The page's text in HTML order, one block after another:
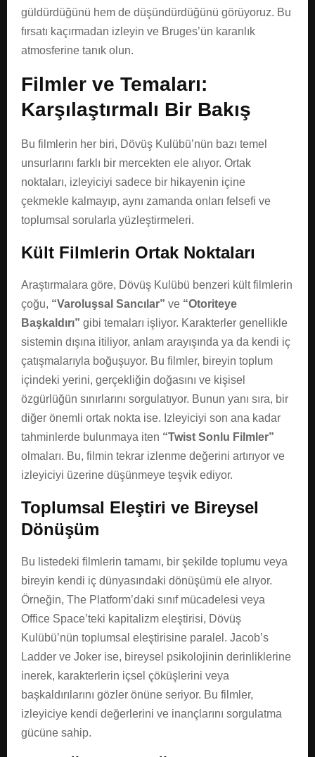
güldürdüğünü hem de düşündürdüğünü görüyoruz. Bu
fırsatı kaçırmadan izleyin ve Bruges’ün karanlık
atmosferine tanık olun.
Filmler ve Temaları:
Karşılaştırmalı Bir Bakış
Bu filmlerin her biri, Dövüş Kulübü’nün bazı temel
unsurlarını farklı bir mercekten ele alıyor. Ortak
noktaları, izleyiciyi sadece bir hikayenin içine
çekmekle kalmayıp, aynı zamanda onları felsefi ve
toplumsal sorularla yüzleştirmeleri.
Kült Filmlerin Ortak Noktaları
Araştırmalara göre, Dövüş Kulübü benzeri kült filmlerin
çoğu, “Varoluşsal Sancılar” ve “Otoriteye
Başkaldırı” gibi temaları işliyor. Karakterler genellikle
sistemin dışına itiliyor, anlam arayışında ya da kendi iç
çatışmalarıyla boğuşuyor. Bu filmler, bireyin toplum
içindeki yerini, gerçekliğin doğasını ve kişisel
özgürlüğün sınırlarını sorgulatıyor. Bunun yanı sıra, bir
diğer önemli ortak nokta ise. Izleyiciyi son ana kadar
tahminlerde bulunmaya iten “Twist Sonlu Filmler”
olmaları. Bu, filmin tekrar izlenme değerini artırıyor ve
izleyiciyi üzerine düşünmeye teşvik ediyor.
Toplumsal Eleştiri ve Bireysel
Dönüşüm
Bu listedeki filmlerin tamamı, bir şekilde toplumu veya
bireyin kendi iç dünyasındaki dönüşümü ele alıyor.
Örneğin, The Platform’daki sınıf mücadelesi veya
Office Space’teki kapitalizm eleştirisi, Dövüş
Kulübü’nün toplumsal eleştirisine paralel. Jacob’s
Ladder ve Joker ise, bireysel psikolojinin derinliklerine
inerek, karakterlerin içsel çöküşlerini veya
başkaldırılarını gözler önüne seriyor. Bu filmler,
izleyiciye kendi değerlerini ve inançlarını sorgulatma
gücüne sahip.